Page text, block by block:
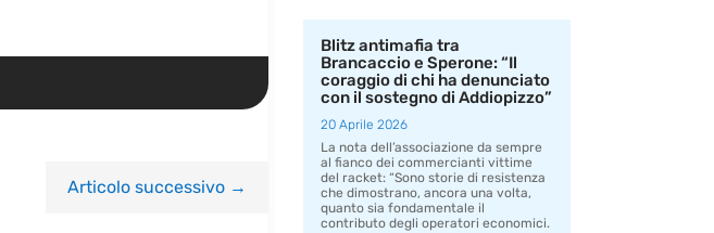
Articolo successivo→
Blitz antimafia tra
Brancaccio e Sperone: “Il
coraggio di chi ha denunciato
con il sostegno di Addiopizzo”
20 Aprile 2026
La nota dell’associazione da sempre
al fianco dei commercianti vittime
del racket: “Sono storie di resistenza
che dimostrano, ancora una volta,
quanto sia fondamentale il
contributo degli operatori economici.